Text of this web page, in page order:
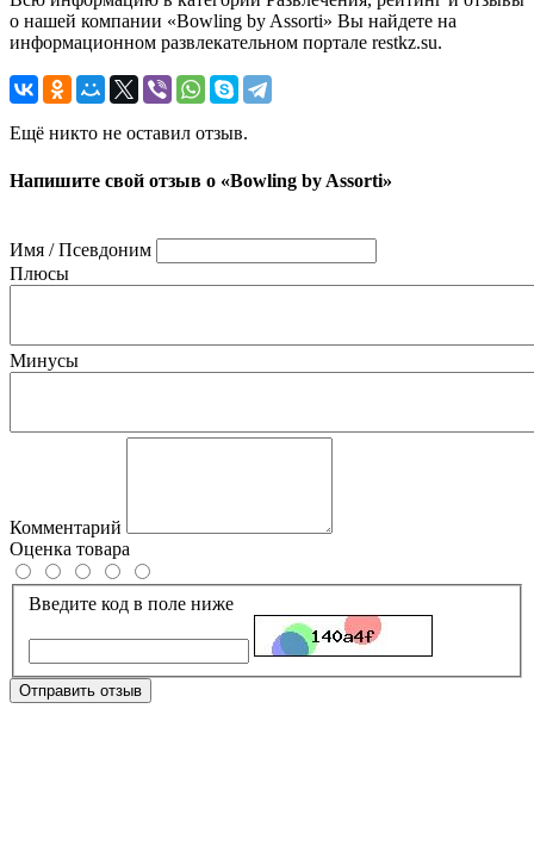
о нашей компании «Bowling by Assorti» Вы найдете на
информационном развлекательном портале restkz.su.
Ещё никто не оставил отзыв.
Напишите свой отзыв о «Bowling by Assorti»
Имя / Псевдоним
Плюсы
Минусы
Комментарий
Оценка товара
Введите код в поле ниже
Отправить отзыв